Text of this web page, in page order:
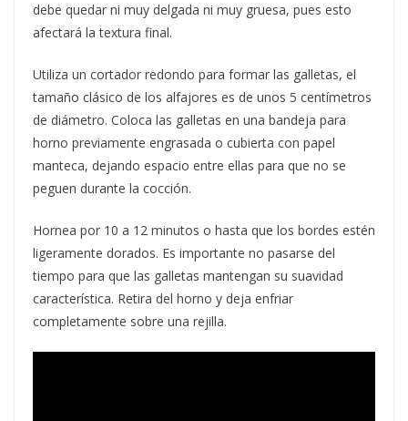
debe quedar ni muy delgada ni muy gruesa, pues esto
afectará la textura final.
Utiliza un cortador redondo para formar las galletas, el
tamaño clásico de los alfajores es de unos 5 centímetros
de diámetro. Coloca las galletas en una bandeja para
horno previamente engrasada o cubierta con papel
manteca, dejando espacio entre ellas para que no se
peguen durante la cocción.
Hornea por 10 a 12 minutos o hasta que los bordes estén
ligeramente dorados. Es importante no pasarse del
tiempo para que las galletas mantengan su suavidad
característica. Retira del horno y deja enfriar
completamente sobre una rejilla.